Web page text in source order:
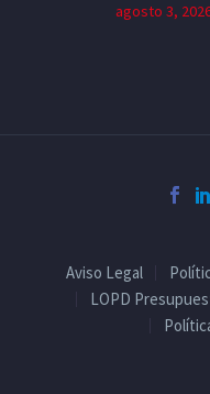
agosto 3,
Aviso Legal
LOPD